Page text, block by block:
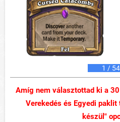
1 /
Amíg nem választottad ki a 30
Verekedés és Egyedi
készül"